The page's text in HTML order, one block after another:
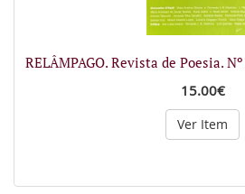
RELÂMPAGO. Revista de Poesia.
15.00€
Ver Item